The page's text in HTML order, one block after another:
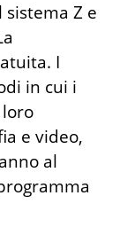
Z e
I
in cui i
e video,
al